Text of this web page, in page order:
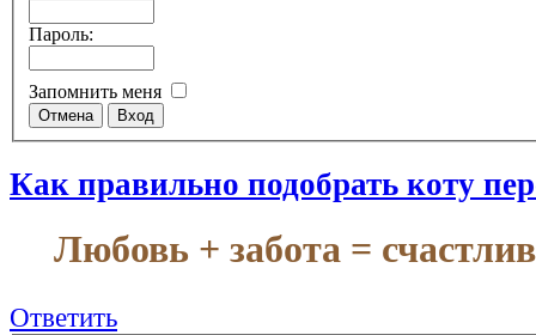
Пароль:
Запомнить меня
Как правильно подобрать коту
Любовь + забота =
Ответить